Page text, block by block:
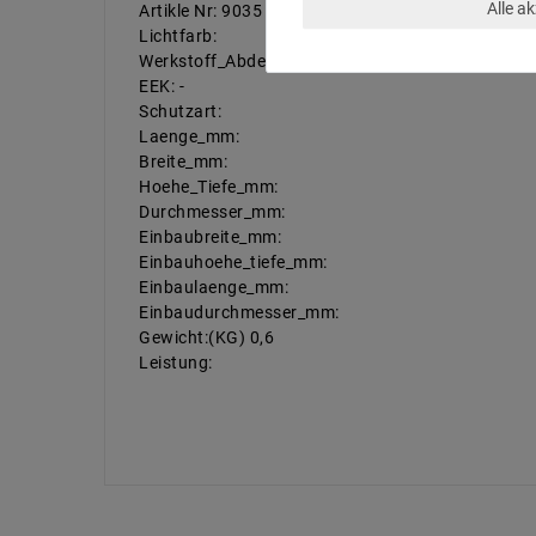
Artikle Nr: 9035
Lichtfarb:
Werkstoff_Abdeckung:
EEK: -
Schutzart:
Laenge_mm:
Breite_mm:
Hoehe_Tiefe_mm:
Durchmesser_mm:
Einbaubreite_mm:
Einbauhoehe_tiefe_mm:
Einbaulaenge_mm:
Einbaudurchmesser_mm:
Gewicht:(KG) 0,6
Leistung:
Alle